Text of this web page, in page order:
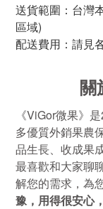
送貨範圍：台灣
區域)
配送費用：請見
關
《ViGor微果》
多優質外銷果農
品生長、收成果成
最喜歡和大家聊
解您的需求，為
豫，用得很安心